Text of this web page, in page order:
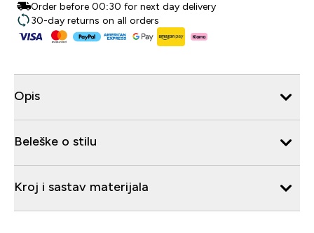
Order before 00:30 for next day delivery
30-day returns on all orders
Opis
Beleške o stilu
Kroj i sastav materijala